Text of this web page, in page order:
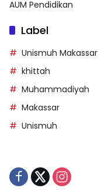
AUM Pendidikan
Label
Unismuh Makassar
khittah
Muhammadiyah
Makassar
Unismuh